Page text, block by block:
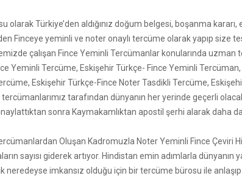
olarak Türkiye’den aldığınız doğum belgesi, boşanma
Finceye yeminli ve noter onaylı tercüme olarak yapıp size
çalışan Fince Yeminli Tercümanlar konularında
Yeminli Tercüme, Eskişehir Türkçe- Fince Yeminli
Eskişehir Türkçe-Fince Noter Tasdikli Tercüme,
tarafından dünyanın her yerinde geçerli
sonra Kaymakamlıktan apostil şerhi alarak daha
Oluşan Kadromuzla Noter Yeminli Fince Çeviri
sayısı giderek artıyor. Hindistan emin adımlarla
imkansız olduğu için bir tercüme bürosu ile